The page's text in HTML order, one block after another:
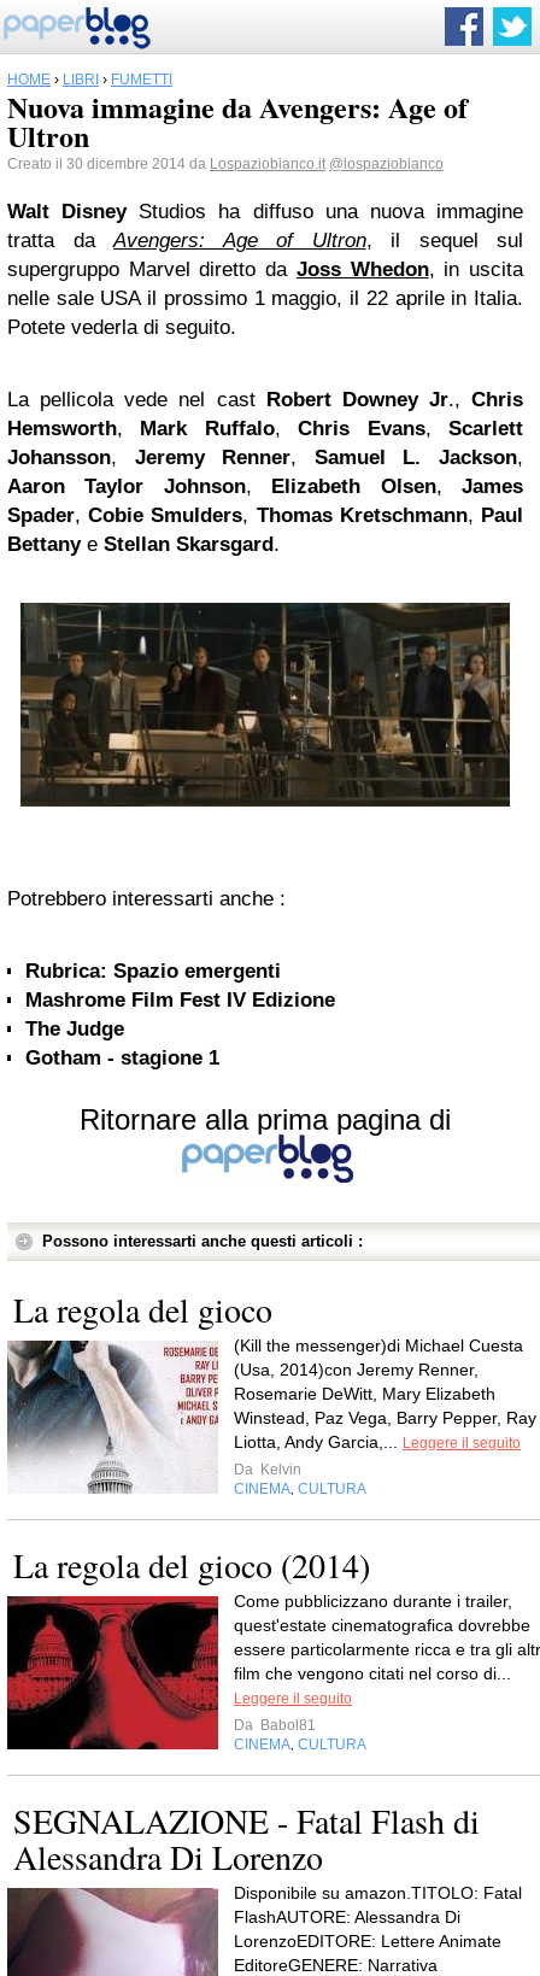
HOME › LIBRI › FUMETTI
Nuova immagine da Avengers: Age of
Ultron
Creato il 30 dicembre 2014 da Lospaziobianco.it @lospaziobianco
Walt DisneyStudios ha diffuso una nuova immagine
tratta daAvengers: Age of Ultron, il sequel sul
supergruppo Marvel diretto da Joss Whedon, in uscita
nelle sale USA il prossimo 1 maggio, il 22 aprile in Italia.
Potete vederla di seguito.
La pellicola vede nel cast Robert Downey Jr., Chris
Hemsworth, Mark Ruffalo,Chris Evans,Scarlett
Johansson, Jeremy Renner, Samuel L. Jackson,
Aaron Taylor Johnson, Elizabeth Olsen,James
Spader,Cobie Smulders, Thomas Kretschmann, Paul
Bettany e Stellan Skarsgard.
Potrebbero interessarti anche :
Rubrica: Spazio emergenti
Mashrome Film Fest IV Edizione
The Judge
Gotham - stagione 1
Ritornare alla prima pagina di
Possono interessarti anche questi articoli :
La regola del gioco
(Kill the messenger)di Michael Cuesta
(Usa, 2014)con Jeremy Renner,
Rosemarie DeWitt, Mary Elizabeth
Winstead, Paz Vega, Barry Pepper, Ray
Liotta, Andy Garcia,...
Leggere il seguito
Da Kelvin
CINEMA CULTURA
La regola del gioco (2014)
Come pubblicizzano durante i trailer,
quest'estate cinematografica dovrebbe
essere particolarmente ricca e tra gli
film che vengono citati nel corso di...
Leggere il seguito
Da Babol81
CINEMA CULTURA
SEGNALAZIONE - Fatal Flash di
Alessandra Di Lorenzo
Disponibile su amazon.TITOLO: Fatal
FlashAUTORE: Alessandra Di
LorenzoEDITORE: Lettere Animate
EditoreGENERE: Narrativa